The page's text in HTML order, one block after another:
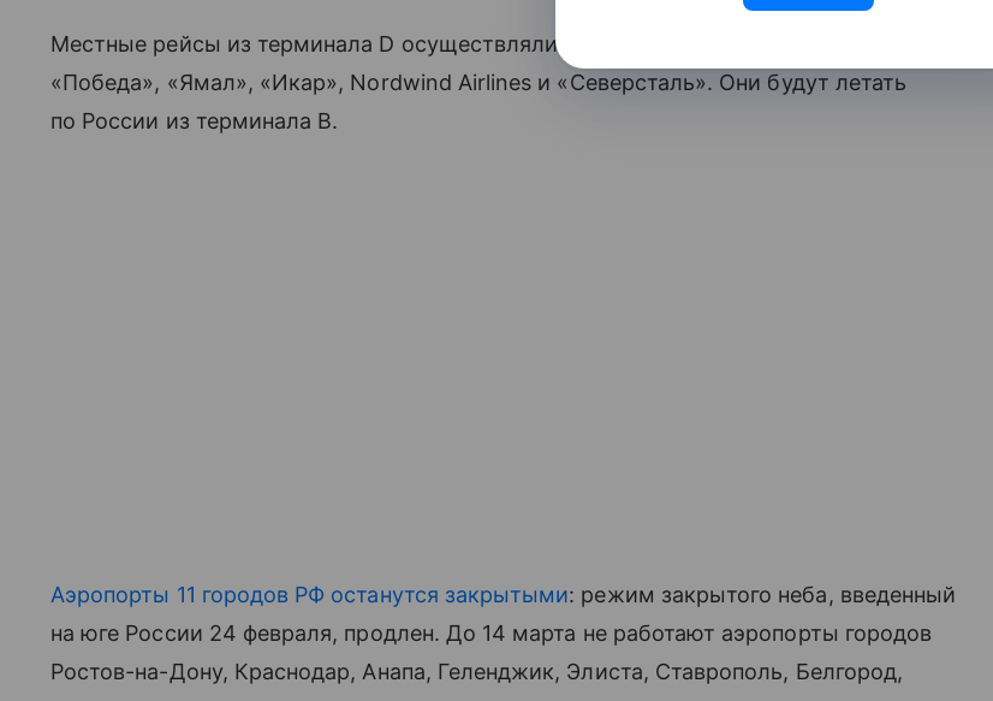
Местные рейсы из терминала D осуществляли авиакомпании «Аэрофлот», «Россия»,
«Победа», «Ямал», «Икар», Nordwind Airlines и «Северсталь». Они будут летать
по России из терминала B.
Аэропорты 11 городов РФ останутся закрытыми: режим закрытого неба, введенный
на юге России 24 февраля, продлен. До 14 марта не работают аэропорты городов
Ростов-на-Дону, Краснодар, Анапа, Геленджик, Элиста, Ставрополь, Белгород,